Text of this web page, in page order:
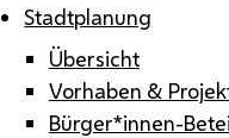
Stadtplanung
Übersicht
Vorhaben &
Bürger*innen-